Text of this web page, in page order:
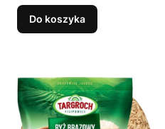
Do koszyka